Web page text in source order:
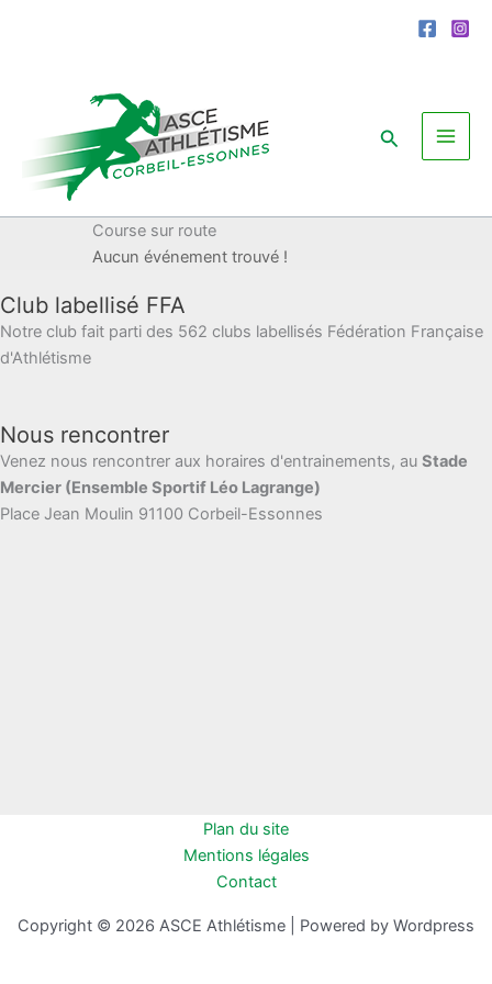
Rechercher
Course sur route
Aucun événement trouvé !
Club labellisé FFA
Notre club fait parti des 562 clubs labellisés Fédération Française
d'Athlétisme
Nous rencontrer
Venez nous rencontrer aux horaires d'entrainements, au Stade
Mercier (Ensemble Sportif Léo Lagrange)
Place Jean Moulin 91100 Corbeil-Essonnes
Plan du site
Mentions légales
Contact
Copyright © 2026 ASCE Athlétisme | Powered by Wordpress